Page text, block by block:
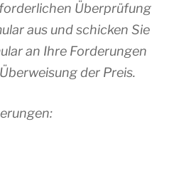
Überprüfung
aus und schicken Sie
an Ihre Forderungen
der Preis.